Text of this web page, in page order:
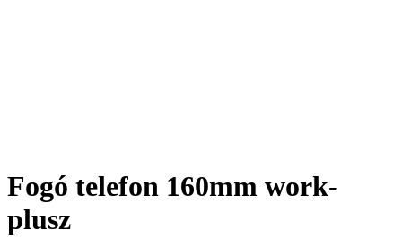
Fogó telefon 160mm work-
plusz